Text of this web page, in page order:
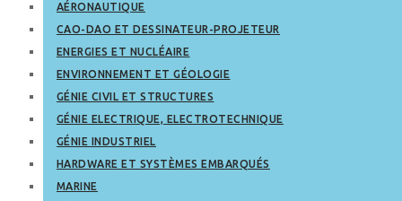
AÉRONAUTIQUE
CAO-DAO ET DESSINATEUR-PROJETEUR
ENERGIES ET NUCLÉAIRE
ENVIRONNEMENT ET GÉOLOGIE
GÉNIE CIVIL ET STRUCTURES
GÉNIE ELECTRIQUE, ELECTROTECHNIQUE
GÉNIE INDUSTRIEL
HARDWARE ET SYSTÈMES EMBARQUÉS
MARINE